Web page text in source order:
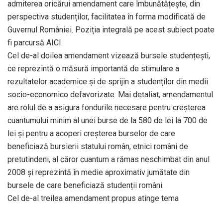
admiterea oricărui amendament care îmbunătățește, din
perspectiva studenților, facilitatea în forma modificată de
Guvernul României. Poziția integrală pe acest subiect poate
fi parcursă AICI.
Cel de-al doilea amendament vizează bursele studențești,
ce reprezintă o măsură importantă de stimulare a
rezultatelor academice și de sprijin a studenților din medii
socio-economico defavorizate. Mai detaliat, amendamentul
are rolul de a asigura fondurile necesare pentru creșterea
cuantumului minim al unei burse de la 580 de lei la 700 de
lei și pentru a acoperi creșterea burselor de care
beneficiază bursierii statului român, etnici români de
pretutindeni, al căror cuantum a rămas neschimbat din anul
2008 și reprezintă în medie aproximativ jumătate din
bursele de care beneficiază studenții români.
Cel de-al treilea amendament propus atinge tema